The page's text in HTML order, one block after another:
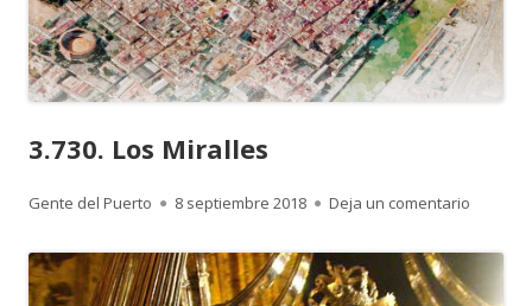
3.730. Los Miralles
Autor
Gente del Puerto
Publicado
8 septiembre 2018 Deja un comentario